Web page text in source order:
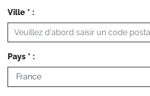
Ville * :
Pays * :